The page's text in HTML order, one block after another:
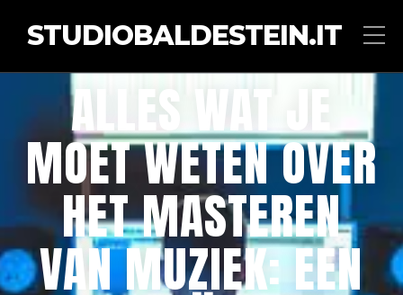
STUDIOBALDESTEIN.IT
ALLES WAT JE
MOET WETEN OVER
HET MASTEREN
VAN MUZIEK: EEN